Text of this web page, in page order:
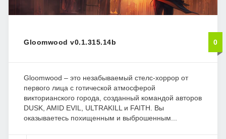
Gloomwood v0.1.315.14b 0
Gloomwood – это незабываемый стелс-хоррор от
первого лица с готической атмосферой
викторианского города, созданный командой авторов
DUSK, AMID EVIL, ULTRAKILL и FAITH. Вы
оказываетесь похищенным и выброшенным...